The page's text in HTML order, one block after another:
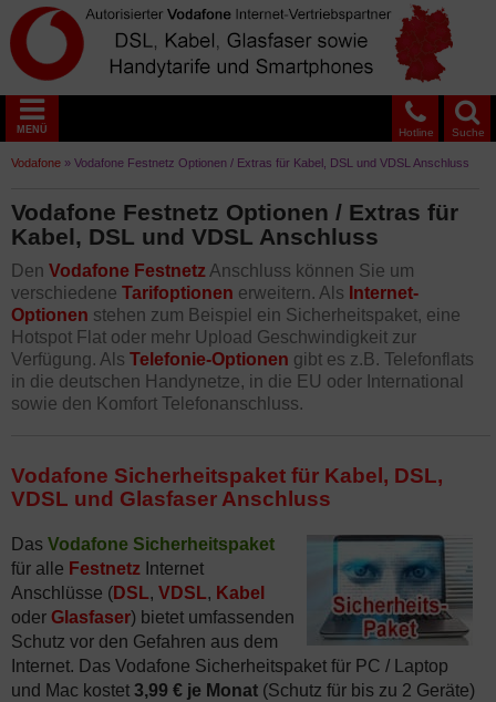
Suche
Hotline
MENÜ
Vodafone » Vodafone Festnetz Optionen / Extras für Kabel, DSL und VDSL Anschluss
Vodafone Festnetz Optionen / Extras für
Kabel, DSL und VDSL Anschluss
Den Vodafone Festnetz Anschluss können Sie um
verschiedene Tarifoptionen erweitern. Als Internet-
Optionen stehen zum Beispiel ein Sicherheitspaket, eine
Hotspot Flat oder mehr Upload Geschwindigkeit zur
Verfügung. Als Telefonie-Optionen gibt es z.B. Telefonflats
in die deutschen Handynetze, in die EU oder International
sowie den Komfort Telefonanschluss.
Vodafone Sicherheitspaket für Kabel, DSL,
VDSL und Glasfaser Anschluss
Das Vodafone Sicherheitspaket
für alle Festnetz Internet
Anschlüsse (DSL, VDSL, Kabel
oder Glasfaser) bietet umfassenden
Schutz vor den Gefahren aus dem
Internet. Das Vodafone Sicherheitspaket für PC / Laptop
und Mac kostet 3,99 € je Monat (Schutz für bis zu 2 Geräte)